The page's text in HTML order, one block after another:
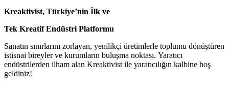
Kreaktivist, Türkiye’nin İlk ve
Tek Kreatif Endüstri Platformu
Sanatın sınırlarını zorlayan, yenilikçi üretimlerle toplumu dönüştüren
istisnai bireyler ve kurumların buluşma noktası. Yaratıcı
endüstrilerden ilham alan Kreaktivist ile yaratıcılığın kalbine hoş
geldiniz!